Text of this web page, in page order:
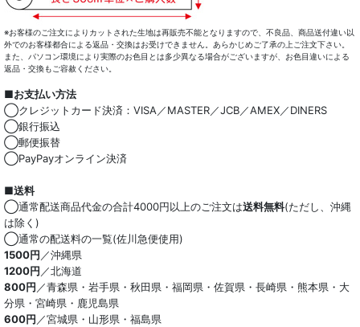
※お客様のご注文によりカットされた生地は再販売不能となりますので、不良品、商品送付違い以
外でのお客様都合による返品・交換はお受けできません。あらかじめご了承の上ご注文下さい。
また、パソコン環境により実際のお色目とは多少異なる場合がございますが、お色目違いによる
返品・交換もご容赦ください。
■お支払い方法
◯クレジットカード決済：VISA／MASTER／JCB／AMEX／DINERS
◯銀行振込
◯郵便振替
◯PayPayオンライン決済
■送料
◯通常配送商品代金の合計4000円以上のご注文は送料無料(ただし、沖縄
は除く)
◯通常の配送料の一覧(佐川急便使用)
1500円 ／沖縄県
1200円 ／北海道
800円 ／青森県・岩手県・秋田県・福岡県・佐賀県・長崎県・熊本県・大
分県・宮崎県・鹿児島県
600円 ／宮城県・山形県・福島県